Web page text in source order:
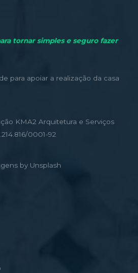
tornar simples e seguro fazer
para apoiar a realização da casa
KMA2 Arquitetura e Serviços
0001-92
by Unsplash